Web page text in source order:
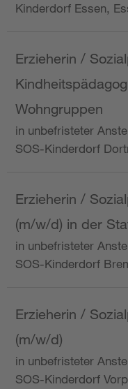
Kinderdorf Essen,
Erzieherin /
Wohngruppen
in unbefristeter
SOS-Kinderdorf
Erzieherin /
(m/w/d) in der
in unbefristeter
SOS-Kinderdorf
Erzieherin /
(m/w/d)
in unbefristeter
SOS-Kinderdorf